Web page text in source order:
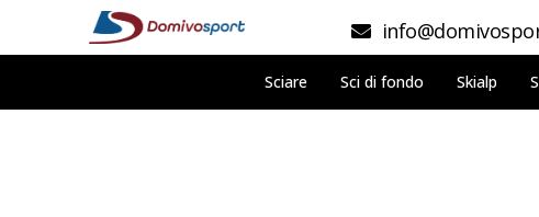
Sciare Sci di fondo Skialp